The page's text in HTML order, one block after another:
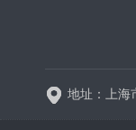
地址：上海